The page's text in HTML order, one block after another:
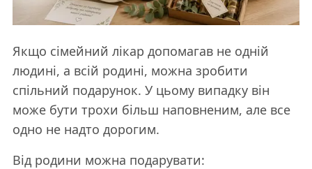
Якщо сімейний лікар допомагав не одній
людині, а всій родині, можна зробити
спільний подарунок. У цьому випадку він
може бути трохи більш наповненим, але все
одно не надто дорогим.
Від родини можна подарувати: